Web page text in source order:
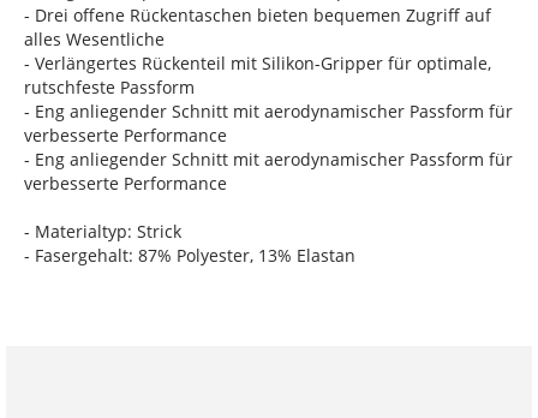
- Drei offene Rückentaschen bieten bequemen Zugriff auf
alles Wesentliche
- Verlängertes Rückenteil mit Silikon-Gripper für optimale,
rutschfeste Passform
- Eng anliegender Schnitt mit aerodynamischer Passform für
verbesserte Performance
- Eng anliegender Schnitt mit aerodynamischer Passform für
verbesserte Performance
- Materialtyp: Strick
- Fasergehalt: 87% Polyester, 13% Elastan